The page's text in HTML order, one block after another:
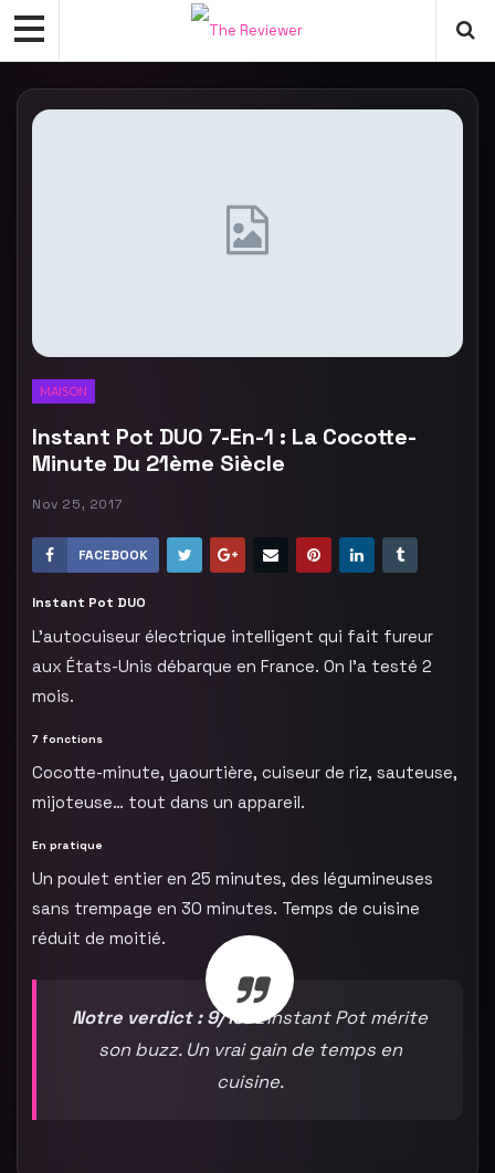
MAISON
Instant Pot DUO 7-En-1 : La Cocotte-
Minute Du 21ème Siècle
Nov 25, 2017
FACEBOOK
Instant Pot DUO
L’autocuiseur électrique intelligent qui fait fureur
aux États-Unis débarque en France. On l’a testé 2
mois.
7 fonctions
Cocotte-minute, yaourtière, cuiseur de riz, sauteuse,
mijoteuse… tout dans un appareil.
En pratique
Un poulet entier en 25 minutes, des légumineuses
sans trempage en 30 minutes. Temps de cuisine
réduit de moitié.
Notre verdict : 9/10. L’Instant Pot mérite
son buzz. Un vrai gain de temps en
cuisine.